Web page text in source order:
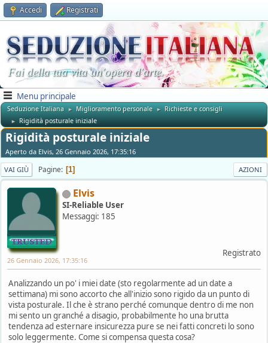
Accedi Registrati
Fai della tua vita un'opera d'arte.
Menu principale
Seduzione Italiana ► Miglioramento personale ► Richieste e consigli
► Rigidità posturale iniziale
Rigidità posturale iniziale
Aperto da Elvis, 26 Gennaio 2026, 17:35:16
VAI GIÙ
Pagine 1 AZIONI
Elvis
SI-Reliable User
Messaggi: 185
Registrato
26 Gennaio 2026, 17:35:16
Analizzando un po' i miei date (sto regolarmente ad un date a
settimana) mi sono accorto che all'inizio sono rigido da un punto di
vista posturale. Il che è strano perché comunque dentro di me non
mi sento un granché a disagio, probabilmente ho una brutta
tendenza ad esternare insicurezza pure se nei fatti concreti lo sono
solo leggermente. Come si compensa questa cosa?